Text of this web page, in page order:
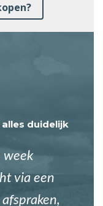
duidelijk
week
via een